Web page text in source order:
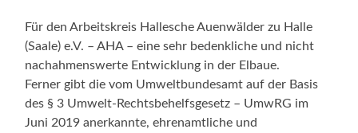
Für den Arbeitskreis Hallesche Auenwälder zu Halle
(Saale) e.V. – AHA – eine sehr bedenkliche und nicht
nachahmenswerte Entwicklung in der Elbaue.
Ferner gibt die vom Umweltbundesamt auf der Basis
des § 3 Umwelt-Rechtsbehelfsgesetz – UmwRG im
Juni 2019 anerkannte, ehrenamtliche und